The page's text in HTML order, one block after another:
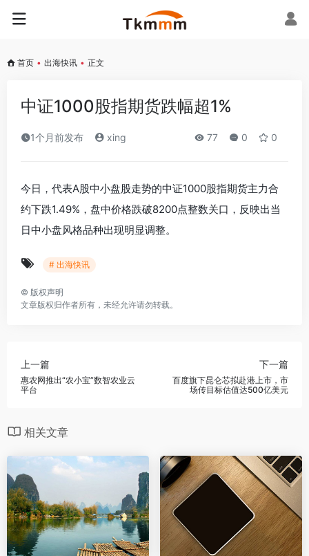
首页 • 出海快讯 • 正文
中证1000股指期货跌幅超1%
1个月前发布 xing 77 0 0
今日，代表A股中小盘股走势的中证1000股指期货主力合
约下跌1.49%，盘中价格跌破8200点整数关口，反映出当
日中小盘风格品种出现明显调整。
# 出海快讯
© 版权声明
文章版权归作者所有，未经允许请勿转载。
上一篇
惠农网推出“农小宝”数智农业云
平台
下一篇
百度旗下昆仑芯拟赴港上市，市
场传目标估值达500亿美元
相关文章